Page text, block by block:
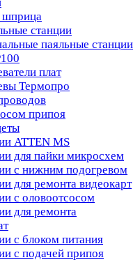
шприца
станции
паяльные станции
плат
Термопро
припоя
ATTEN MS
для пайки микросхем
с нижним подогревом
для ремонта видеокарт
с оловоотсосом
для ремонта
с блоком питания
с подачей припоя